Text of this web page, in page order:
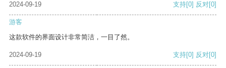
2024-09-19 支持[0] 反对[0]
游客
这款软件的界面设计非常简洁，一目了然。
2024-09-19 支持[0] 反对[0]